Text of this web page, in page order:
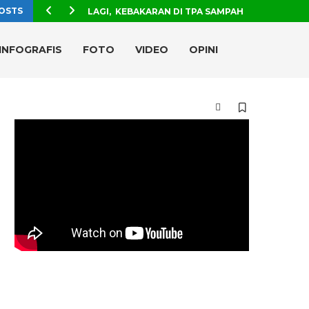
LAGI, KEBAKARAN DI TPA SAMPAH
INFOGRAFIS FOTO VIDEO OPINI